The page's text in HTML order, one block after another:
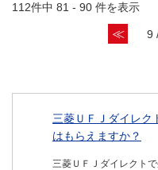
112件中 81 - 90 件を表示
≪ 9
三菱ＵＦＪダイレク
はもらえますか？
三菱ＵＦＪダイレクト